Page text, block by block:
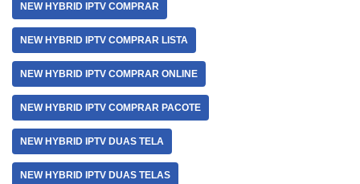
NEW HYBRID IPTV COMPRAR
NEW HYBRID IPTV COMPRAR LISTA
NEW HYBRID IPTV COMPRAR ONLINE
NEW HYBRID IPTV COMPRAR PACOTE
NEW HYBRID IPTV DUAS TELA
NEW HYBRID IPTV DUAS TELAS